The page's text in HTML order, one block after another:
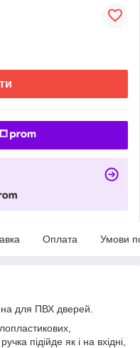
Оплата Умови
для ПВХ дверей.
підійде як і на вхідні,